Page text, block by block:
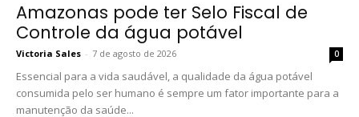
Amazonas pode ter Selo Fiscal de
Controle da água potável
Victoria Sales - 7 de agosto de 2026 0
Essencial para a vida saudável, a qualidade da água potável
consumida pelo ser humano é sempre um fator importante para a
manutenção da saúde...